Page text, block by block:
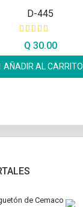
D-445
Q 30.00
AÑADIR AL CARRITO
de Cemaco